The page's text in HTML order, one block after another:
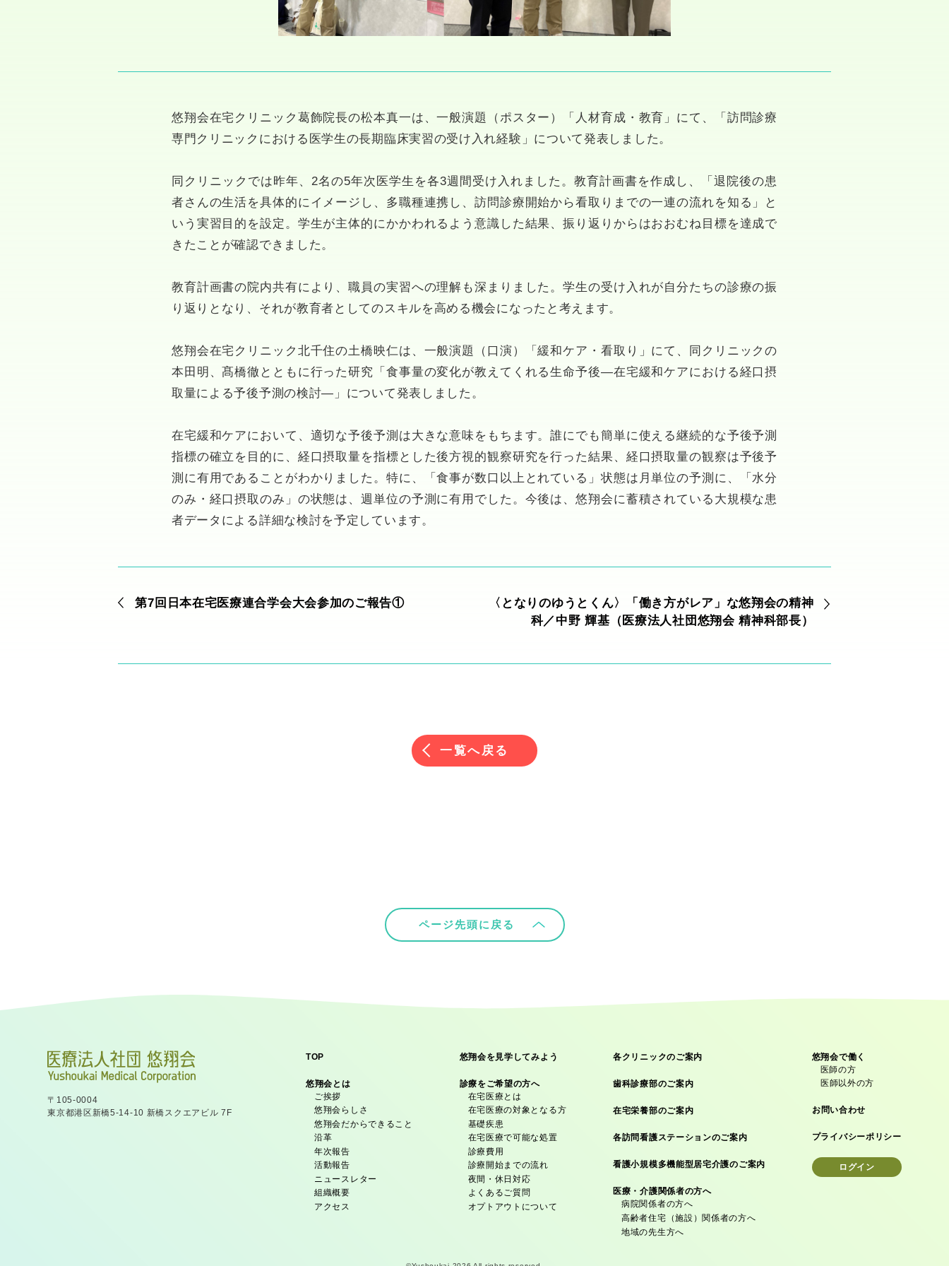
悠翔会在宅クリニック葛飾院長の松本真一は、一般演題（ポスター）「人材育成・教育」にて、「訪問診療
専門クリニックにおける医学生の長期臨床実習の受け入れ経験」について発表しました。
同クリニックでは昨年、2名の5年次医学生を各3週間受け入れました。教育計画書を作成し、「退院後の患
者さんの生活を具体的にイメージし、多職種連携し、訪問診療開始から看取りまでの一連の流れを知る」と
いう実習目的を設定。学生が主体的にかかわれるよう意識した結果、振り返りからはおおむね目標を達成で
きたことが確認できました。
教育計画書の院内共有により、職員の実習への理解も深まりました。学生の受け入れが自分たちの診療の振
り返りとなり、それが教育者としてのスキルを高める機会になったと考えます。
悠翔会在宅クリニック北千住の土橋映仁は、一般演題（口演）「緩和ケア・看取り」にて、同クリニックの
本田明、髙橋徹とともに行った研究「食事量の変化が教えてくれる生命予後―在宅緩和ケアにおける経口摂
取量による予後予測の検討―」について発表しました。
在宅緩和ケアにおいて、適切な予後予測は大きな意味をもちます。誰にでも簡単に使える継続的な予後予測
指標の確立を目的に、経口摂取量を指標とした後方視的観察研究を行った結果、経口摂取量の観察は予後予
測に有用であることがわかりました。特に、「食事が数口以上とれている」状態は月単位の予測に、「水分
のみ・経口摂取のみ」の状態は、週単位の予測に有用でした。今後は、悠翔会に蓄積されている大規模な患
者データによる詳細な検討を予定しています。
第7回日本在宅医療連合学会大会参加のご報告①
〈となりのゆうとくん〉「働き方がレア」な悠翔会の精神
科／中野 輝基（医療法人社団悠翔会 精神科部長）
一覧へ戻る
ページ先頭に戻る
〒105-0004
東京都港区新橋5-14-10 新橋スクエアビル 7F
TOP
悠翔会とは
ご挨拶
悠翔会らしさ
悠翔会だからできること
沿革
年次報告
活動報告
ニュースレター
組織概要
アクセス
悠翔会を見学してみよう
診療をご希望の方へ
在宅医療とは
在宅医療の対象となる方
基礎疾患
在宅医療で可能な処置
診療費用
診療開始までの流れ
夜間・休日対応
よくあるご質問
オプトアウトについて
各クリニックのご案内
歯科診療部のご案内
在宅栄養部のご案内
各訪問看護ステーションのご案内
看護小規模多機能型居宅介護のご案内
医療・介護関係者の方へ
病院関係者の方へ
高齢者住宅（施設）関係者の方へ
地域の先生方へ
悠翔会で働く
医師の方
医師以外の方
お問い合わせ
プライバシーポリシー
ログイン